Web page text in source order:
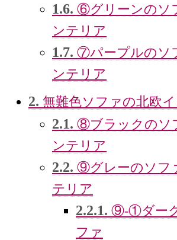
1.6. ⑥グリーンのソ
ンテリア
1.7. ⑦パープルのソ
ンテリア
2. 無難色ソファの北欧
2.1. ⑧ブラックのソ
ンテリア
2.2. ⑨グレーのソフ
テリア
2.2.1. ⑨-①ダー
ファ